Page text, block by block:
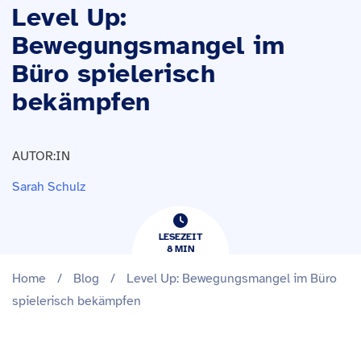
Level Up:
Bewegungsmangel im
Büro spielerisch
bekämpfen
AUTOR:IN
Sarah Schulz
LESEZEIT
8 ​​MIN
Home / Blog /
Level Up: Bewegungsmangel im Büro
spielerisch bekämpfen